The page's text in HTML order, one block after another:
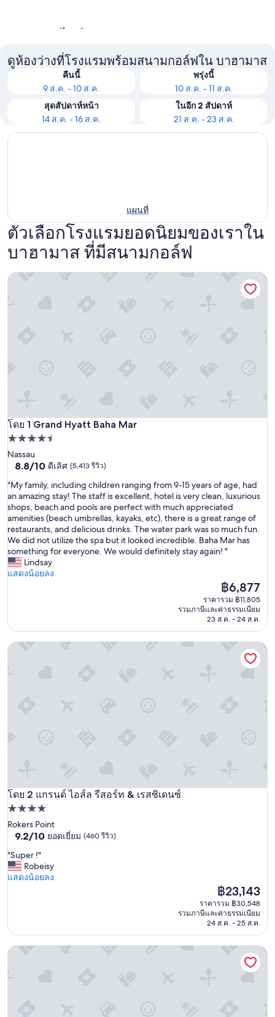
ดูห้องว่างที่โรงแรมพร้อมสนามกอล์ฟใน บาฮามาส
คืนนี้
9 ส.ค. - 10 ส.ค.
พรุ่งนี้
10 ส.ค. - 11 ส.ค.
สุดสัปดาห์หน้า
14 ส.ค. - 16 ส.ค.
ในอีก 2 สัปดาห์
21 ส.ค. - 23 ส.ค.
แผนที่
ตัวเลือกโรงแรมยอดนิยมของเราใน
บาฮามาส ที่มีสนามกอล์ฟ
โดย 1 Grand Hyatt Baha Mar
Grand Hyatt Baha Mar
ที่พัก
4.5
ดาว
Nassau
8.8
10,
ดี
เลิศ,
(5,413
รีวิว)
8.8/10 ดีเลิศ (5,413 รีวิว)
"
M
y
f
a
m
i
l
y
l
d
a
n
g
i
f
r
o
1
y
"My family, including children ranging from 9-15 years of age, had
an amazing stay! The staff is excellent, hotel is very clean, luxurious
shops, beach and pools are perfect with much appreciated
amenities (beach umbrellas, kayaks, etc), there is a great range of
restaurants, and delicious drinks. The water park was so much fun.
We did not utilize the spa but it looked incredible. Baha Mar has
something for everyone. We would definitely stay again! "
Lindsay
แสดงน้อยลง
ราคา
ปัจจุบัน
คือ
฿6,877
฿6,877
ราคารวม ฿11,805
รวมภาษีและค่าธรรมเนียม
23 ส.ค. - 24 ส.ค.
Grand Hyatt Baha Mar
โดย 2 แกรนด์ ไอส์ล รีสอร์ท & เรสซิเดนซ์
แกรนด์ ไอส์ล รีสอร์ท & เรสซิเดนซ์
ที่พัก
4.0
ดาว
Rokers Point
9.2
10,
ยอด
เยี่ยม,
9.2/10 ยอดเยี่ยม (460 รีวิว)
"
S
u
"
"Super !"
Robeisy
แสดงน้อยลง
ราคา
ปัจจุบัน
คือ
฿23,143
฿23,143
ราคารวม ฿30,548
รวมภาษีและค่าธรรมเนียม
24 ส.ค. - 25 ส.ค.
แกรนด์ ไอส์ล รีสอร์ท & เรสซิเดนซ์
บรีซีส รีสอร์ท บาฮามาส ออล อินคลูซีฟ